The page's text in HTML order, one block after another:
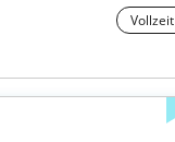
Vollzeit